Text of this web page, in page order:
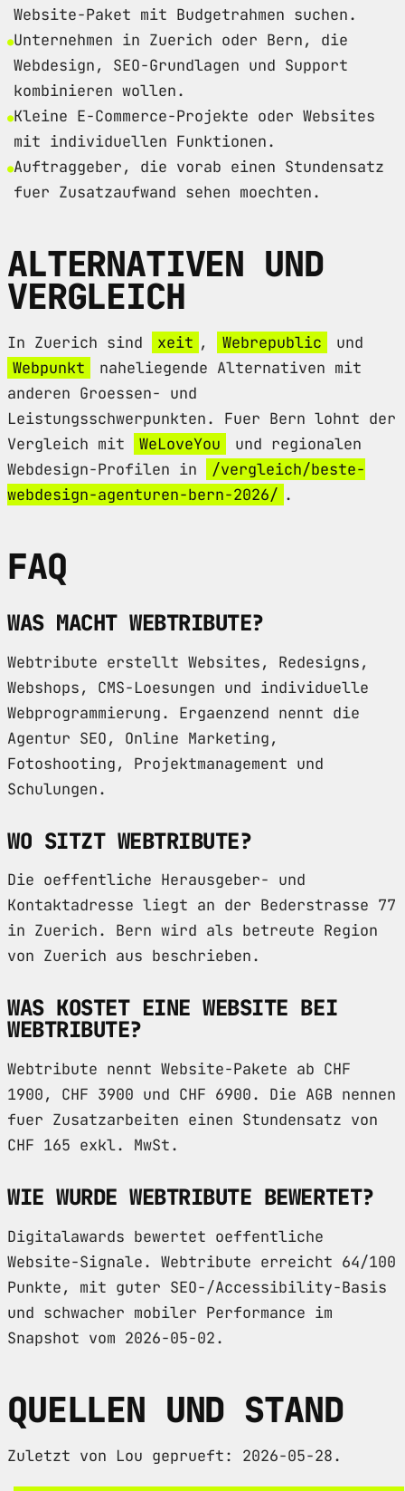
Website-Paket mit Budgetrahmen suchen.
Unternehmen in Zuerich oder Bern, die
Webdesign, SEO-Grundlagen und Support
kombinieren wollen.
Kleine E-Commerce-Projekte oder Websites
mit individuellen Funktionen.
Auftraggeber, die vorab einen Stundensatz
fuer Zusatzaufwand sehen moechten.
ALTERNATIVEN UND
VERGLEICH
In Zuerich sind xeit , Webrepublic
und
Webpunkt
naheliegende Alternativen mit
anderen Groessen- und
Leistungsschwerpunkten. Fuer Bern lohnt der
Vergleich mit
WeLoveYou
und regionalen
Webdesign-Profilen in
/vergleich/beste-
webdesign-agenturen-bern-2026/ .
FAQ
WAS MACHT WEBTRIBUTE?
Webtribute erstellt Websites, Redesigns,
Webshops, CMS-Loesungen und individuelle
Webprogrammierung. Ergaenzend nennt die
Agentur SEO, Online Marketing,
Fotoshooting, Projektmanagement und
Schulungen.
WO SITZT WEBTRIBUTE?
Die oeffentliche Herausgeber- und
Kontaktadresse liegt an der Bederstrasse 77
in Zuerich. Bern wird als betreute Region
von Zuerich aus beschrieben.
WAS KOSTET EINE WEBSITE BEI
WEBTRIBUTE?
Webtribute nennt Website-Pakete ab CHF
1900, CHF 3900 und CHF 6900. Die AGB nennen
fuer Zusatzarbeiten einen Stundensatz von
CHF 165 exkl. MwSt.
WIE WURDE WEBTRIBUTE BEWERTET?
Digitalawards bewertet oeffentliche
Website-Signale. Webtribute erreicht 64/100
Punkte, mit guter SEO-/Accessibility-Basis
und schwacher mobiler Performance im
Snapshot vom 2026-05-02.
QUELLEN UND STAND
Zuletzt von Lou geprueft: 2026-05-28.